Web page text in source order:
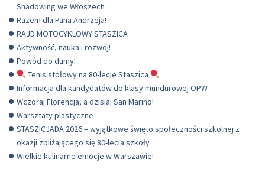
Shadowing we Włoszech
Razem dla Pana Andrzeja!
RAJD MOTOCYKLOWY STASZICA
Aktywność, nauka i rozwój!
Powód do dumy!
Tenis stołowy na 80-lecie Staszica
Informacja dla kandydatów do klasy mundurowej OPW
Wczoraj Florencja, a dzisiaj San Marino!
Warsztaty plastyczne
STASZICJADA 2026 – wyjątkowe święto społeczności szkolnej z
okazji zbliżającego się 80-lecia szkoły
Wielkie kulinarne emocje w Warszawie!